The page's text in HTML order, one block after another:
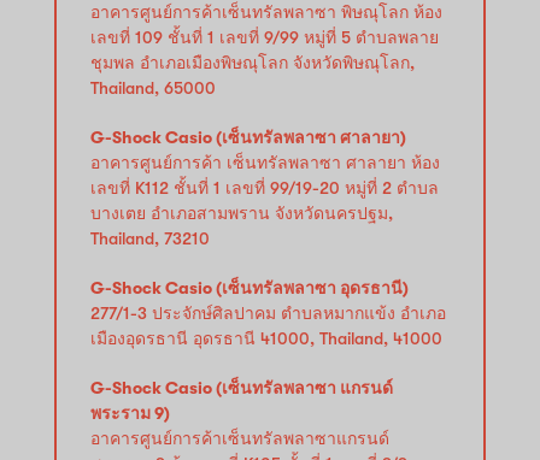
อาคารศูนย์การค้าเซ็นทรัลพลาซา พิษณุโลก ห้อง
เลขที่ 109 ชั้นที่ 1 เลขที่ 9/99 หมู่ที่ 5 ตำบลพลาย
ชุมพล อำเภอเมืองพิษณุโลก จังหวัดพิษณุโลก,
Thailand, 65000
G-Shock Casio (เซ็นทรัลพลาซา ศาลายา)
อาคารศูนย์การค้า เซ็นทรัลพลาซา ศาลายา ห้อง
เลขที่ K112 ชั้นที่ 1 เลขที่ 99/19-20 หมู่ที่ 2 ตำบล
บางเตย อำเภอสามพราน จังหวัดนครปฐม,
Thailand, 73210
G-Shock Casio (เซ็นทรัลพลาซา อุดรธานี)
277/1-3 ประจักษ์ศิลปาคม ตำบลหมากแข้ง อำเภอ
เมืองอุดรธานี อุดรธานี 41000, Thailand, 41000
G-Shock Casio (เซ็นทรัลพลาซา แกรนด์
พระราม 9)
อาคารศูนย์การค้าเซ็นทรัลพลาซาแกรนด์